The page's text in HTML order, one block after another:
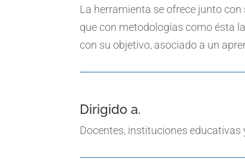
La herramienta se ofrece junto
que con metodologías como ésta
con su objetivo, asociado a un
Dirigido a.
Docentes, instituciones